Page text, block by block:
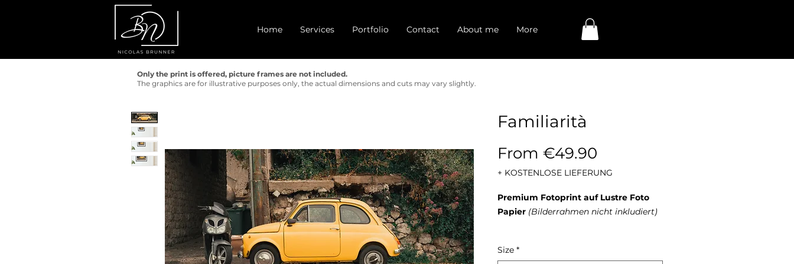
Home Services Portfolio Contact About me More
Only the print is offered, picture frames are not included.
The graphics are for illustrative purposes only, the actual dimensions and cuts may vary slightly.
Familiarità
From €49.90
Price
+ KOSTENLOSE LIEFERUNG
Premium Fotoprint auf Lustre Foto
Papier (Bilderrahmen nicht inkludiert)
Druckoberfläche, die zwischen
Size *